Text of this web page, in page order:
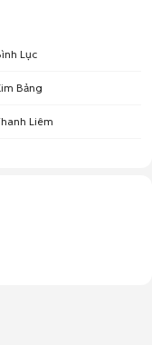
Lục
Bảng
Liêm